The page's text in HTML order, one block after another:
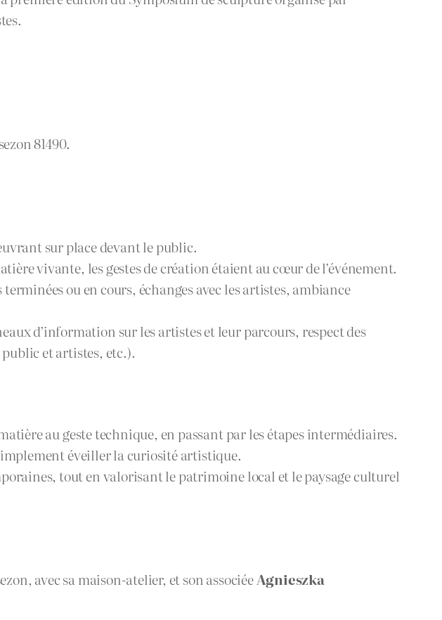
81490.
sur place devant le public.
vivante, les gestes de création étaient au cœur de l’événement.
ou en cours, échanges avec les artistes, ambiance
d’information sur les artistes et leur parcours, respect des
et artistes, etc.).
au geste technique, en passant par les étapes intermédiaires.
éveiller la curiosité artistique.
tout en valorisant le patrimoine local et le paysage culturel
avec sa maison-atelier, et son associéeAgnieszka